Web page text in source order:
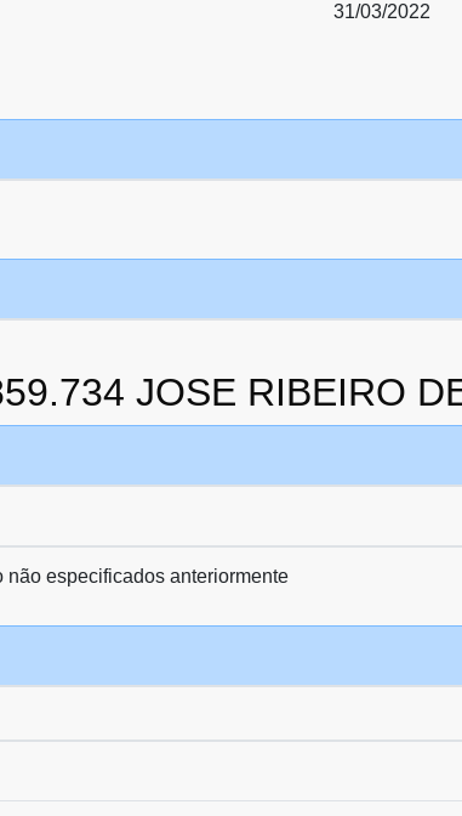
31/03/2022
JOSE RIBEIRO
não especificados anteriormente